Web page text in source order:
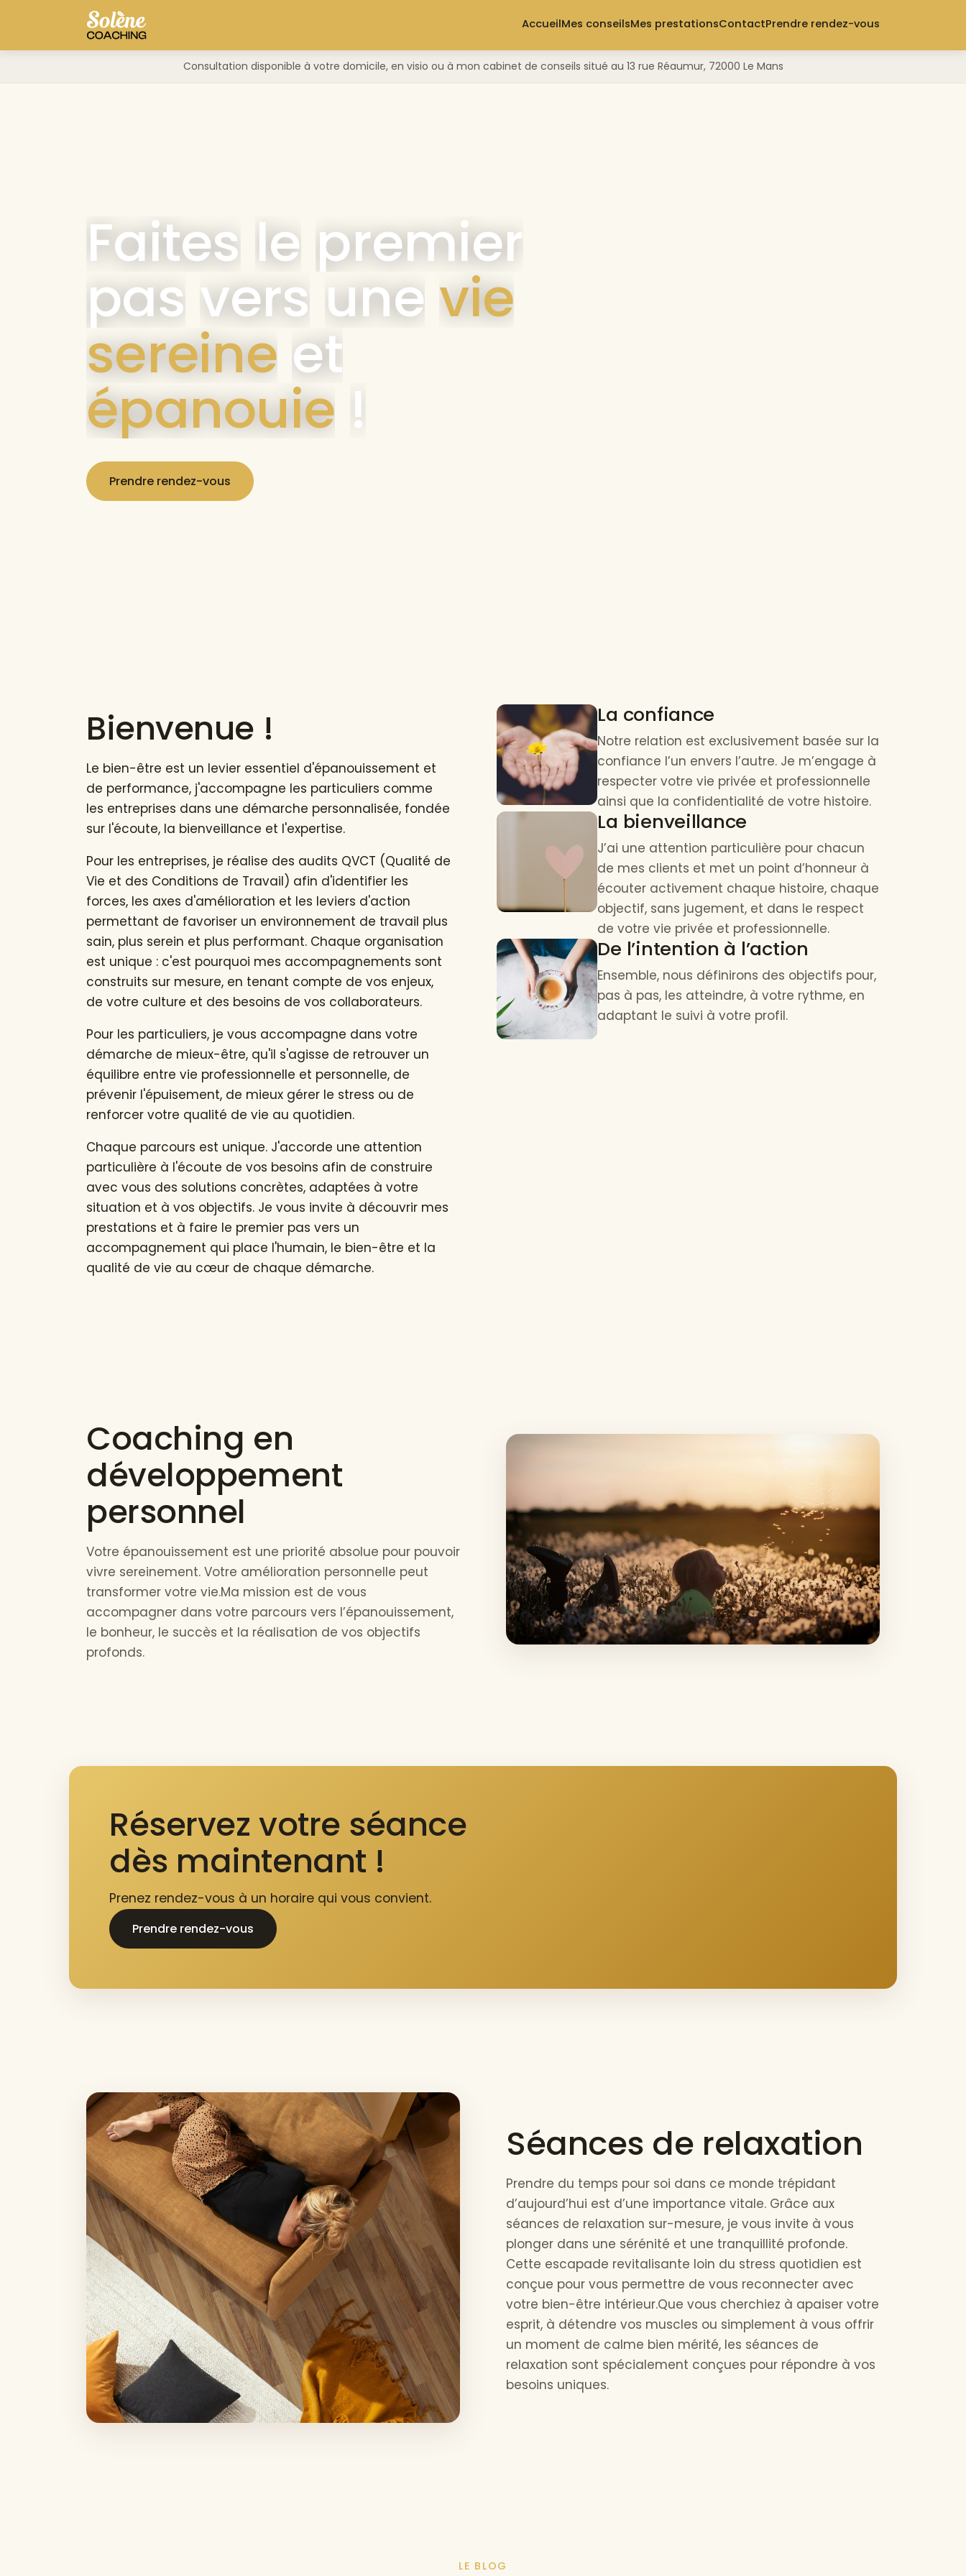
AccueilMes conseilsMes prestationsContactPrendre rendez-vous
Consultation disponible à votre domicile, en visio ou à mon cabinet de conseils situé au 13 rue Réaumur, 72000 Le Mans
Faites le premier
pas vers une vie
sereine et
épanouie !
Prendre rendez-vous
Bienvenue !
Le bien-être est un levier essentiel d'épanouissement et
de performance, j'accompagne les particuliers comme
les entreprises dans une démarche personnalisée, fondée
sur l'écoute, la bienveillance et l'expertise.
Pour les entreprises, je réalise des audits QVCT (Qualité de
Vie et des Conditions de Travail) afin d'identifier les
forces, les axes d'amélioration et les leviers d'action
permettant de favoriser un environnement de travail plus
sain, plus serein et plus performant. Chaque organisation
est unique : c'est pourquoi mes accompagnements sont
construits sur mesure, en tenant compte de vos enjeux,
de votre culture et des besoins de vos collaborateurs.
Pour les particuliers, je vous accompagne dans votre
démarche de mieux-être, qu'il s'agisse de retrouver un
équilibre entre vie professionnelle et personnelle, de
prévenir l'épuisement, de mieux gérer le stress ou de
renforcer votre qualité de vie au quotidien.
Chaque parcours est unique. J'accorde une attention
particulière à l'écoute de vos besoins afin de construire
avec vous des solutions concrètes, adaptées à votre
situation et à vos objectifs. Je vous invite à découvrir mes
prestations et à faire le premier pas vers un
accompagnement qui place l'humain, le bien-être et la
qualité de vie au cœur de chaque démarche.
La confiance
Notre relation est exclusivement basée sur la
confiance l’un envers l’autre. Je m’engage à
respecter votre vie privée et professionnelle
ainsi que la confidentialité de votre histoire.
La bienveillance
J’ai une attention particulière pour chacun
de mes clients et met un point d’honneur à
écouter activement chaque histoire, chaque
objectif, sans jugement, et dans le respect
de votre vie privée et professionnelle.
De l’intention à l’action
Ensemble, nous définirons des objectifs pour,
pas à pas, les atteindre, à votre rythme, en
adaptant le suivi à votre profil.
Coaching en
développement
personnel
Votre épanouissement est une priorité absolue pour pouvoir
vivre sereinement. Votre amélioration personnelle peut
transformer votre vie.Ma mission est de vous
accompagner dans votre parcours vers l’épanouissement,
le bonheur, le succès et la réalisation de vos objectifs
profonds.
Réservez votre séance
dès maintenant !
Prenez rendez-vous à un horaire qui vous convient.
Prendre rendez-vous
Séances de relaxation
Prendre du temps pour soi dans ce monde trépidant
d’aujourd’hui est d’une importance vitale. Grâce aux
séances de relaxation sur-mesure, je vous invite à vous
plonger dans une sérénité et une tranquillité profonde.
Cette escapade revitalisante loin du stress quotidien est
conçue pour vous permettre de vous reconnecter avec
votre bien-être intérieur.Que vous cherchiez à apaiser votre
esprit, à détendre vos muscles ou simplement à vous offrir
un moment de calme bien mérité, les séances de
relaxation sont spécialement conçues pour répondre à vos
besoins uniques.
LE BLOG